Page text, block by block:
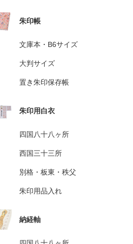
朱印帳
文庫本・B6サイズ
大判サイズ
置き朱印保存帳
朱印用白衣
四国八十八ヶ所
西国三十三所
別格・板東・秩父
朱印用品入れ
納経軸